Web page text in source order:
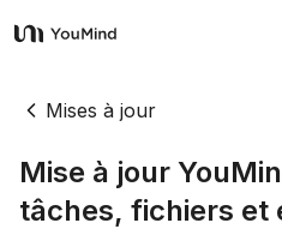
YouMind
Aperçu
Cas d'usage
Mises à jour
Mise à jour
tâches, fichiers et